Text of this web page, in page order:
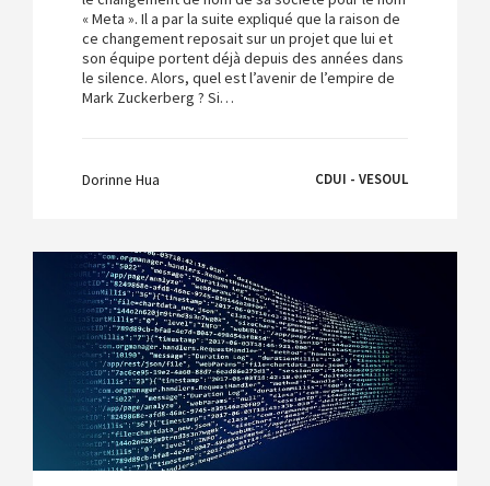
« Meta ». Il a par la suite expliqué que la raison de
ce changement reposait sur un projet que lui et
son équipe portent déjà depuis des années dans
le silence. Alors, quel est l’avenir de l’empire de
Mark Zuckerberg ? Si…
Dorinne Hua CDUI - VESOUL